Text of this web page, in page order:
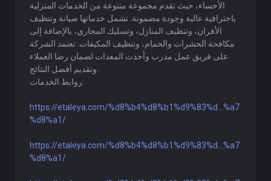
الأحساء، حيث تقدم مجموعة متنوعة من الخدمات المنزلية
باحترافية عالية وجودة مضمونة. تشمل خدماتها صيانة وتنظيف
الأفران، وتنظيف المنازل، وتسليك المجاري، بالإضافة إلى
مكافحة الحشرات والحمام، وتنظيف المكيفات. تعتمد الشركة
على فريق عمل مدرب وأحدث المعدات لضمان رضا العملاء
روابط الخدمات:
https://etaleya.com/%d8%b4%d8%b1%d9%83%d...%a7
%d8%a1/
https://etaleya.com/%d8%b4%d8%b1%d9%83%d...%a7
%d8%a1/